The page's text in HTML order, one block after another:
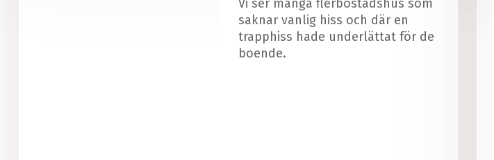
Vi ser många flerbostadshus som
saknar vanlig hiss och där en
trapphiss hade underlättat för de
boende.